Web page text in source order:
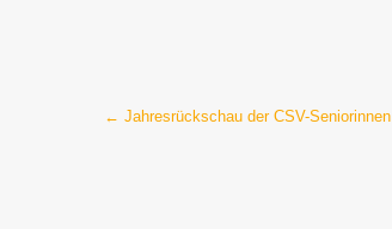
Post
← Jahresrückschau der CSV-Seniorinnen